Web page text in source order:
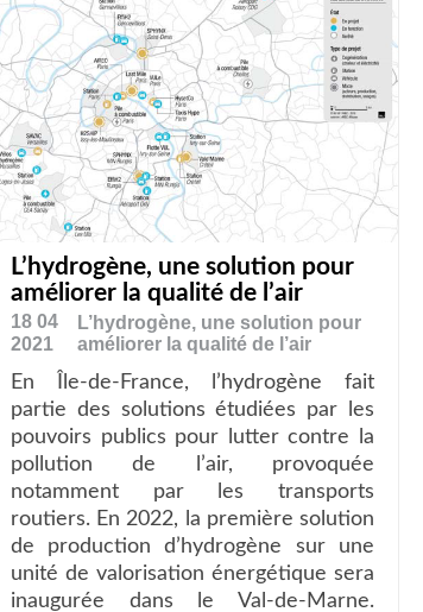
L’hydrogène, une solution pour
améliorer la qualité de l’air
18 04
2021
L’hydrogène, une solution pour
améliorer la qualité de l’air
En Île-de-France, l’hydrogène fait
partie des solutions étudiées par les
pouvoirs publics pour lutter contre la
pollution de l’air, provoquée
notamment par les transports
routiers. En 2022, la première solution
de production d’hydrogène sur une
unité de valorisation énergétique sera
inaugurée dans le Val-de-Marne.